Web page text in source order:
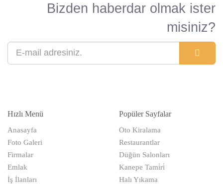
Bizden haberdar olmak ister
misiniz?
Hızlı Menü
Anasayfa
Foto Galeri
Firmalar
Emlak
İş İlanları
Popüler Sayfalar
Oto Kiralama
Restaurantlar
Düğün Salonları
Kanepe Tami̇ri̇
Halı Yıkama